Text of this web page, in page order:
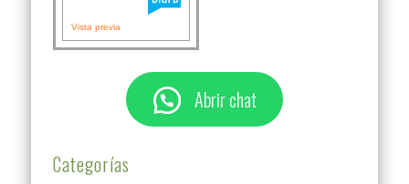
Vista previa
Abrir chat
Categorías